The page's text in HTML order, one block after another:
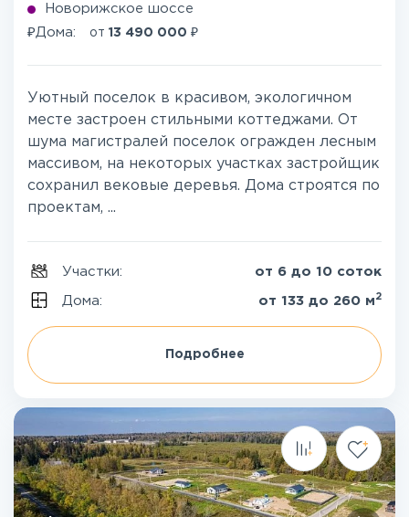
Новорижское шоссе
₽Дома: от 13 490 000 ₽
Уютный поселок в красивом, экологичном
месте застроен стильными коттеджами. От
шума магистралей поселок огражден лесным
массивом, на некоторых участках застройщик
сохранил вековые деревья. Дома строятся по
проектам, ...
Участки: от 6 до 10 соток
Дома: от 133 до 260 м 2
Подробнее